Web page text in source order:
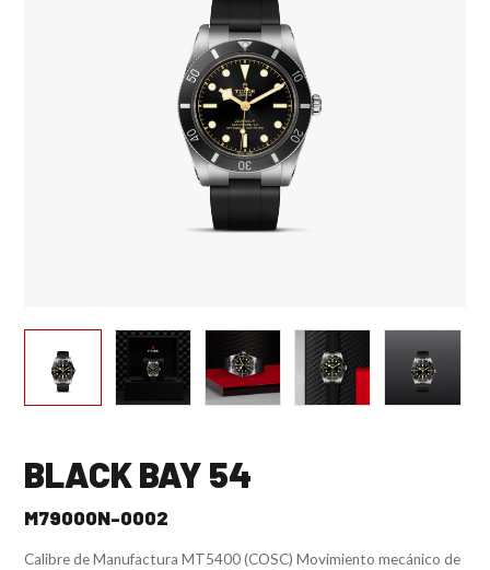
BLACK BAY 54
M79000N-0002
Calibre de Manufactura MT5400 (COSC) Movimiento mecánico de